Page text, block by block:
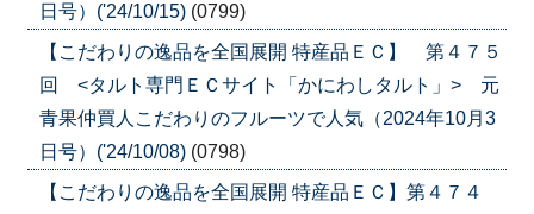
日号）('24/10/15) (0799)
【こだわりの逸品を全国展開 特産品ＥＣ】 第４７５
回 <タルト専門ＥＣサイト「かにわしタルト」> 元
青果仲買人こだわりのフルーツで人気（2024年10月3
日号）('24/10/08) (0798)
【こだわりの逸品を全国展開 特産品ＥＣ】第４７４